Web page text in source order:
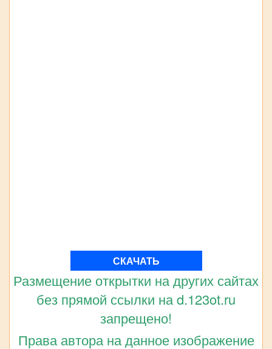
СКАЧАТЬ
Размещение открытки на других сайтах
без прямой ссылки на d.123ot.ru
запрещено!
Права автора на данное изображение